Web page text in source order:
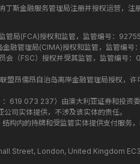
斯金融服务管理局注册并授权运营，注
局(FCA)授权和监管，监管编号：
融管理局(CIMA)授权和监管，监管编号
会（FSC）授权并受其监管，监管编
盟昂儒昂自治岛离岸金融管理局授权
619 073 237）由澳大利亚证券和投资
司实体提供，不涉及该实体的责任。
构内的持牌和受监管实体提供支付服
Street, London, United Kingdom